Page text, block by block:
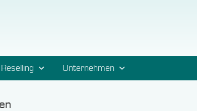
Reselling Unternehmen